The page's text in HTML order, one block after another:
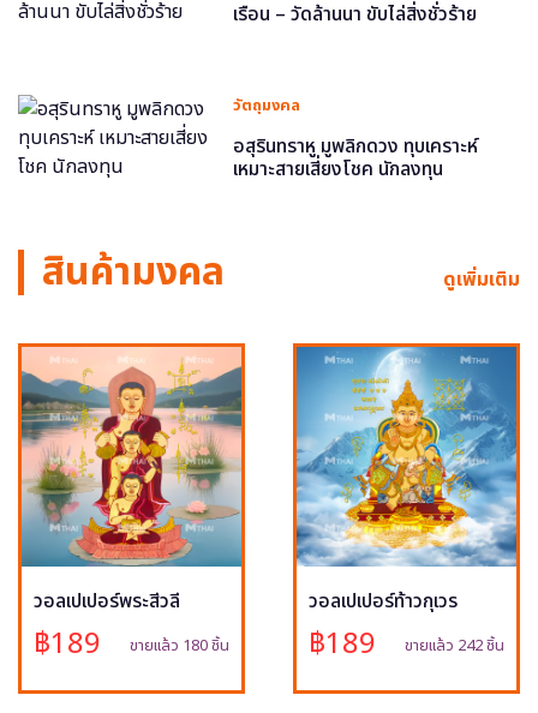
เรือน – วัดล้านนา ขับไล่สิ่งชั่วร้าย
วัตถุมงคล
อสุรินทราหู มูพลิกดวง ทุบเคราะห์
เหมาะสายเสี่ยงโชค นักลงทุน
สินค้ามงคล ดูเพิ่มเติม
วอลเปเปอร์พระสีวลี
฿189 ขายแล้ว 180 ชิ้น
วอลเปเปอร์ท้าวกุเวร
฿189 ขายแล้ว 242 ชิ้น